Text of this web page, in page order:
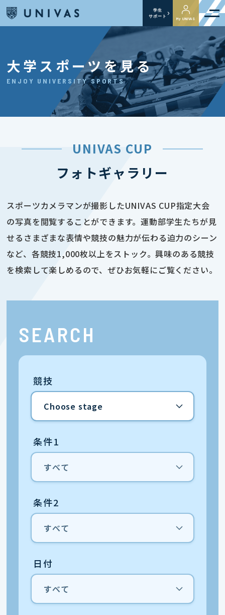
学生
サポート
My UNIVAS
大学スポーツを見る
ENJOY UNIVERSITY SPORTS
UNIVAS CUP
フォトギャラリー
スポーツカメラマンが撮影したUNIVAS CUP指定大会
の写真を閲覧することができます。運動部学生たちが見
せるさまざまな表情や競技の魅力が伝わる迫力のシーン
など、各競技1,000枚以上をストック。興味のある競技
を検索して楽しめるので、ぜひお気軽にご覧ください。
SEARCH
競技
条件1
条件2
日付